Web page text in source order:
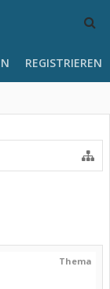
REGISTRIEREN
Thema